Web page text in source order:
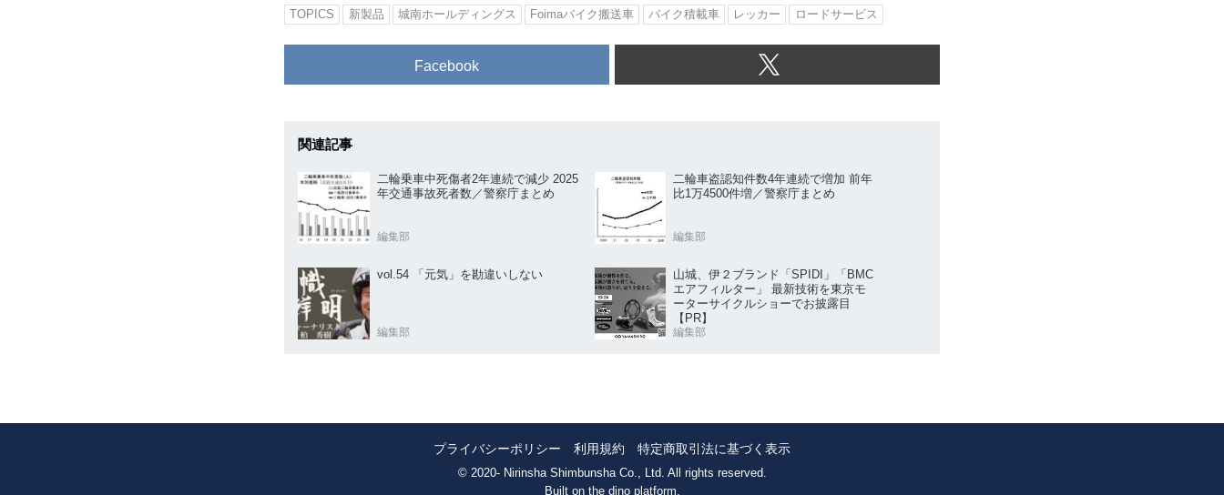
TOPICS 新製品 城南ホールディングス Foimaバイク搬送車 バイク積載車 レッカー ロードサービス
Facebook
関連記事
二輪乗車中死傷者2年連続で減少 2025
年交通事故死者数／警察庁まとめ
編集部
二輪車盗認知件数4年連続で増加 前年
比1万4500件増／警察庁まとめ
編集部
vol.54 「元気」を勘違いしない
編集部
山城、伊２ブランド「SPIDI」「BMC
エアフィルター」 最新技術を東京モ
ーターサイクルショーでお披露目
【PR】
編集部
プライバシーポリシー 利用規約
特定商取引法に基づく表示
© 2020- Nirinsha Shimbunsha Co., Ltd. All rights reserved.
Built on the dino platform